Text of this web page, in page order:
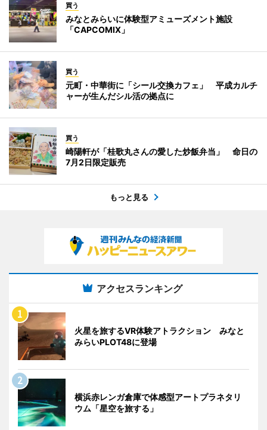
買う
みなとみらいに体験型アミューズメント施設
「CAPCOMIX」
買う
元町・中華街に「シール交換カフェ」 平成カルチ
ャーが生んだシル活の拠点に
買う
崎陽軒が「桂歌丸さんの愛した炒飯弁当」 命日の
7月2日限定販売
もっと見る
アクセスランキング
火星を旅するVR体験アトラクション みなと
みらいPLOT48に登場
横浜赤レンガ倉庫で体感型アートプラネタリ
ウム「星空を旅する」